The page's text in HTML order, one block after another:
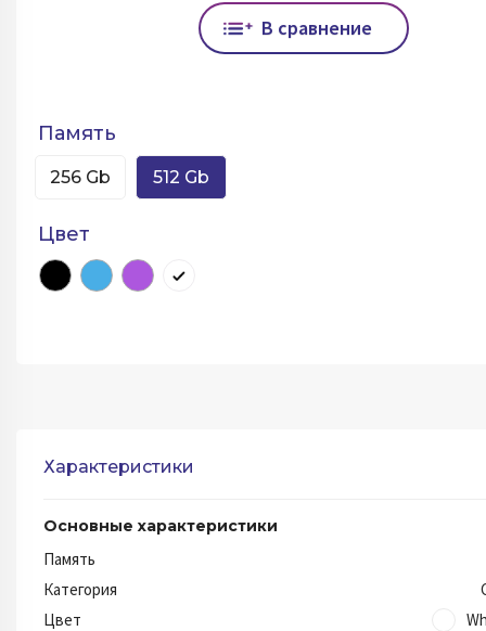
Память
256 Gb 512 Gb
Цвет
В сравнение
Характеристики
Основные характеристики
Память
Категория
Цвет